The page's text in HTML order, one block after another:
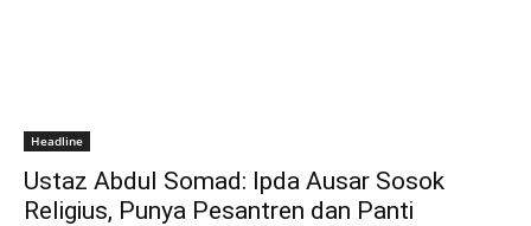
Headline
Ustaz Abdul Somad: Ipda Ausar Sosok
Religius, Punya Pesantren dan Panti